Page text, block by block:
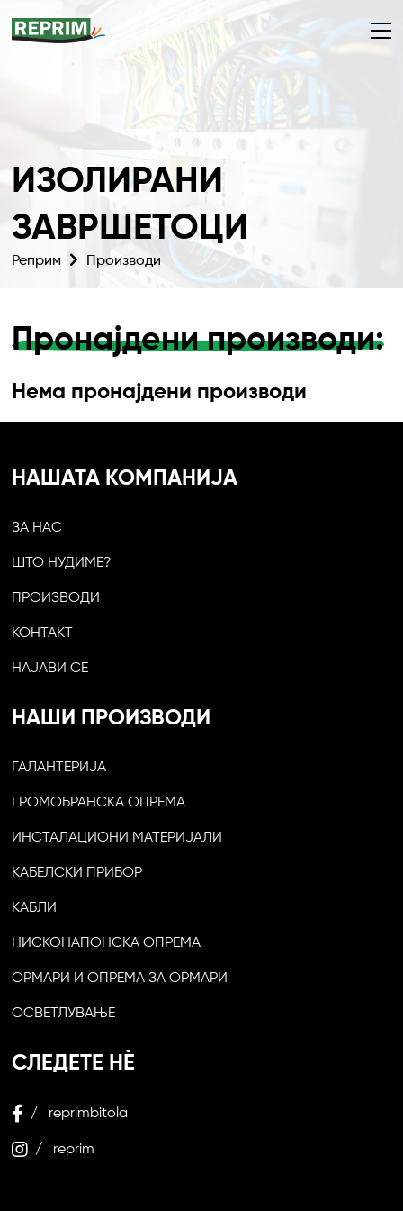
ИЗОЛИРАНИ
ЗАВРШЕТОЦИ
Реприм Производи
Пронајдени производи:
Нема пронајдени производи
НАШАТА КОМПАНИЈА
ЗА НАС
ШТО НУДИМЕ?
ПРОИЗВОДИ
КОНТАКТ
НАЈАВИ СЕ
НАШИ ПРОИЗВОДИ
ГАЛАНТЕРИЈА
ГРОМОБРАНСКА ОПРЕМА
ИНСТАЛАЦИОНИ МАТЕРИЈАЛИ
КАБЕЛСКИ ПРИБОР
КАБЛИ
НИСКОНАПОНСКА ОПРЕМА
ОРМАРИ И ОПРЕМА ЗА ОРМАРИ
ОСВЕТЛУВАЊЕ
СЛЕДЕТЕ НЀ
/ reprimbitola
/ reprim